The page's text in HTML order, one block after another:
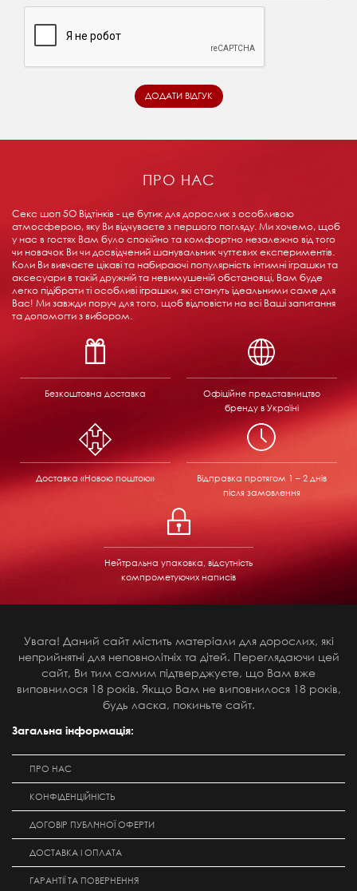
ПРО НАС
Секс шоп 5О Відтінків - це бутик для дорослих з особливою
атмосферою, яку Ви відчуваєте з першого погляду. Ми хочемо, щоб
у нас в гостях Вам було спокійно та комфортно незалежно від того
чи новачок Ви чи досвідчений шанувальник чуттєвих експериментів.
Коли Ви вивчаєте цікаві та набираючі популярність інтимні іграшки та
аксесуари в такій дружній та невимушеній обстановці, Вам буде
легко підібрати ті особливі іграшки, які стануть ідеальними саме для
Вас! Ми завжди поруч для того, щоб відповісти на всі Ваші запитання
та допомогти з вибором.
Безкоштовна доставка
Офіційне представництво
бренду в Україні
Доставка «Новою поштою» Відправка протягом 1 – 2 днів
після замовлення
Нейтральна упаковка, відсутність
компрометуючих написів
Увага! Даний сайт містить матеріали для дорослих, які
неприйнятні для неповнолітніх та дітей. Переглядаючи цей
сайт, Ви тим самим підтверджуєте, що Вам вже
виповнилося 18 років. Якщо Вам не виповнилося 18 років,
будь ласка, покиньте сайт.
Загальна інформація:
ПРО НАС
КОНФІДЕНЦІЙНІСТЬ
ДОГОВІР ПУБЛІЧНОЇ ОФЕРТИ
ДОСТАВКА І ОПЛАТА
ГАРАНТІЇ ТА ПОВЕРНЕННЯ